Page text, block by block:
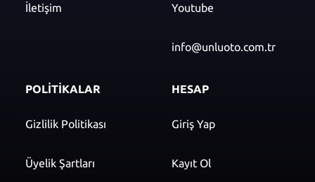
İletişim Youtube
info@unluoto.com.tr
POLİTİKALAR
Gizlilik Politikası
Üyelik Şartları
HESAP
Giriş Yap
Kayıt Ol